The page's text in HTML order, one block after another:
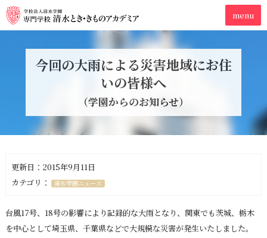
今回の大雨による災害地域にお住
いの皆様へ
（学園からのお知らせ）
更新日：2015年9月11日
カテゴリ：
清水学園ニュース
台風17号、18号の影響により記録的な大雨となり、関東でも茨城、栃木
を中心として埼玉県、千葉県などで大規模な災害が発生いたしました。